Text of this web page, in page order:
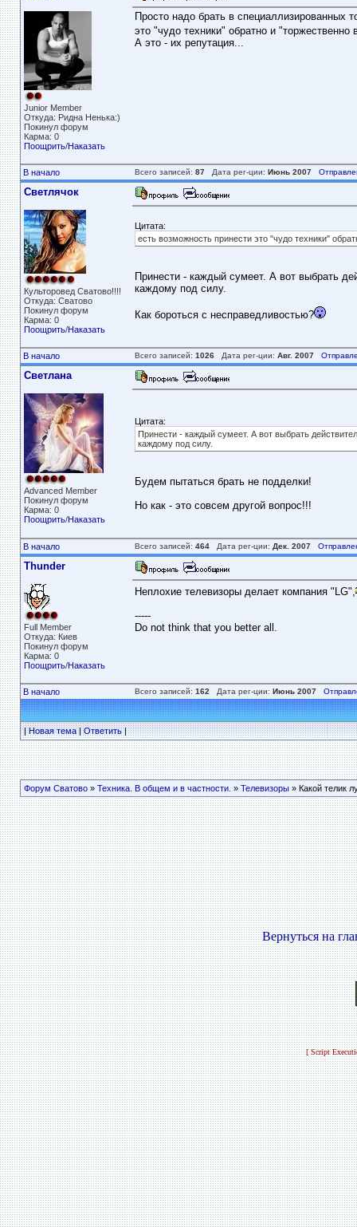
Junior Member
Откуда: Ридна Ненька:)
Покинул форум
Карма: 0
Поощрить/Наказать
Просто надо брать в специаллизированных
это "чудо техники" обратно и
А это - их репутация...
В начало Всего записей: 87Дата рег-ции: Июнь 2007
Светлячок
Культоровед Сватово!!!!
Откуда: Сватово
Покинул форум
Карма: 0
Поощрить/Наказать
Цитата:
есть возможность принести это "чудо техники"
Принести - каждый сумеет. А вот выбрать
каждому под силу.
Как бороться с несправедливостью?
В начало Всего записей: 1026Дата рег-ции: Авг. 2007
Светлана
Advanced Member
Покинул форум
Карма: 0
Поощрить/Наказать
Цитата:
Принести - каждый сумеет. А вот выбрать
каждому под силу.
Будем пытаться брать не подделки!
Но как - это совсем другой вопрос!!!
В начало Всего записей: 464Дата рег-ции: Дек. 2007
Thunder
Full Member
Откуда: Киев
Покинул форум
Карма: 0
Поощрить/Наказать
Неплохие телевизоры делает компания "LG",
-----
Do not think that you better all.
В начало Всего записей: 162 Дата рег-ции: Июнь 2007
|Новая тема|Ответить|
Форум Сватово» Техника. В общем и в частности. » Телевизоры» Какой телик
Вернуться на
[ Script